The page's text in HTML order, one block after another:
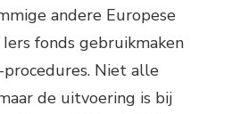
andere Europese
fonds gebruikmaken
Niet alle
de uitvoering is bij